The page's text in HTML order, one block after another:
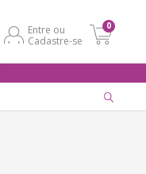
Entre ou
Cadastre-se
0